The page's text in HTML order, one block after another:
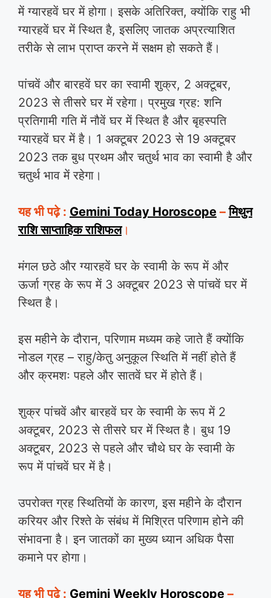
में ग्यारहवें घर में होगा। इसके अतिरिक्त, क्योंकि राहु भी
ग्यारहवें घर में स्थित है, इसलिए जातक अप्रत्याशित
तरीके से लाभ प्राप्त करने में सक्षम हो सकते हैं।
पांचवें और बारहवें घर का स्वामी शुक्र, 2 अक्टूबर,
2023 से तीसरे घर में रहेगा। प्रमुख ग्रह: शनि
प्रतिगामी गति में नौवें घर में स्थित है और बृहस्पति
ग्यारहवें घर में है। 1 अक्टूबर 2023 से 19 अक्टूबर
2023 तक बुध प्रथम और चतुर्थ भाव का स्वामी है और
चतुर्थ भाव में रहेगा।
यह भी पढ़े : Gemini Today Horoscope –मिथुन
राशि साप्ताहिक राशिफल।
मंगल छठे और ग्यारहवें घर के स्वामी के रूप में और
ऊर्जा ग्रह के रूप में 3 अक्टूबर 2023 से पांचवें घर में
स्थित है।
इस महीने के दौरान, परिणाम मध्यम कहे जाते हैं क्योंकि
नोडल ग्रह – राहु/केतु अनुकूल स्थिति में नहीं होते हैं
और क्रमशः पहले और सातवें घर में होते हैं।
शुक्र पांचवें और बारहवें घर के स्वामी के रूप में 2
अक्टूबर, 2023 से तीसरे घर में स्थित है। बुध 19
अक्टूबर, 2023 से पहले और चौथे घर के स्वामी के
रूप में पांचवें घर में है।
उपरोक्त ग्रह स्थितियों के कारण, इस महीने के दौरान
करियर और रिश्ते के संबंध में मिश्रित परिणाम होने की
संभावना है। इन जातकों का मुख्य ध्यान अधिक पैसा
कमाने पर होगा।
यह भी पढ़े : Gemini Weekly Horoscope –